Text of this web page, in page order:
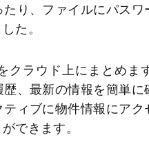
り、ファイルにパスワ
た。
クラウド上にまとめま
、最新の情報を簡単に
ィブに物件情報にアク
できます。